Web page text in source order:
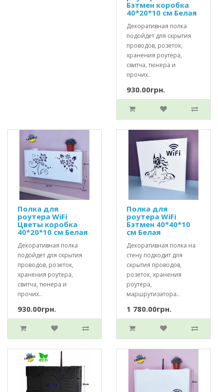
Бэтмен коробка
40*20*10 см Белая
Декоративная полка
подойдет для скрытия
проводов, розеток,
хранения роутера,
свитча, тюнера и
прочих..
930.00грн.
Полка для
роутера WiFi
Цветы коробка
40*20*10 см Белая
Декоративная полка
подойдет для скрытия
проводов, розеток,
хранения роутера,
свитча, тюнера и
прочих..
930.00грн.
Полка для
роутера WiFi
Бэтмен 40*40*10
см Белая
Декоративная полка на
стену подходит для
скрытия проводов,
розеток, хранения
роутера,
маршрутизатора..
1 780.00грн.